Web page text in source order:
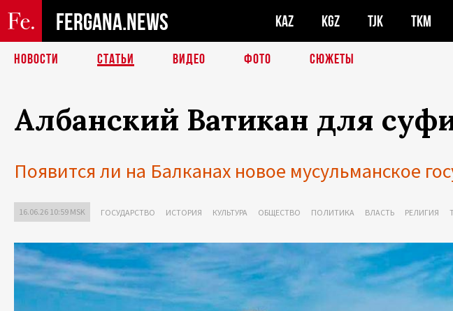
FERGANA.NEWS KAZ KGZ TJK TKM
НОВОСТИ СТАТЬИ ВИДЕО ФОТО СЮЖЕТЫ
Албанский Ватикан для
Появится ли на Балканах новое мусульманское
16.06.26 10:59 MSK ГОСУДАРСТВО ИСТОРИЯ КУЛЬТУРА ОБЩЕСТВО ПОЛИТИКА ВЛАСТЬ РЕЛИГИЯ